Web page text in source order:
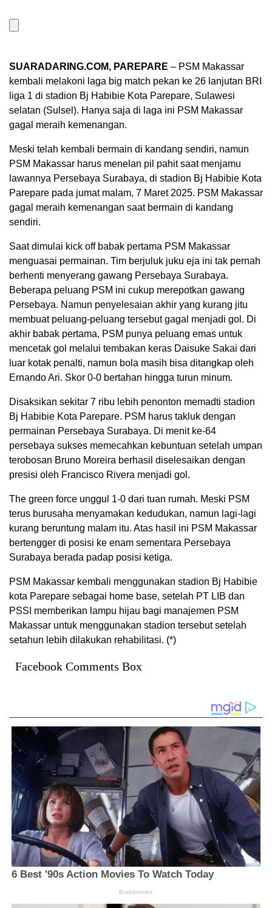
SUARADARING.COM, PAREPARE – PSM Makassar
kembali melakoni laga big match pekan ke 26 lanjutan BRI
liga 1 di stadion Bj Habibie Kota Parepare, Sulawesi
selatan (Sulsel). Hanya saja di laga ini PSM Makassar
gagal meraih kemenangan.
Meski telah kembali bermain di kandang sendiri, namun
PSM Makassar harus menelan pil pahit saat menjamu
lawannya Persebaya Surabaya, di stadion Bj Habibie Kota
Parepare pada jumat malam, 7 Maret 2025. PSM Makassar
gagal meraih kemenangan saat bermain di kandang
sendiri.
Saat dimulai kick off babak pertama PSM Makassar
menguasai permainan. Tim berjuluk juku eja ini tak pernah
berhenti menyerang gawang Persebaya Surabaya.
Beberapa peluang PSM ini cukup merepotkan gawang
Persebaya. Namun penyelesaian akhir yang kurang jitu
membuat peluang-peluang tersebut gagal menjadi gol. Di
akhir babak pertama, PSM punya peluang emas untuk
mencetak gol melalui tembakan keras Daisuke Sakai dari
luar kotak penalti, namun bola masih bisa ditangkap oleh
Ernando Ari. Skor 0-0 bertahan hingga turun minum.
Disaksikan sekitar 7 ribu lebih penonton memadti stadion
Bj Habibie Kota Parepare. PSM harus takluk dengan
permainan Persebaya Surabaya. Di menit ke-64
persebaya sukses memecahkan kebuntuan setelah umpan
terobosan Bruno Moreira berhasil diselesaikan dengan
presisi oleh Francisco Rivera menjadi gol.
The green force unggul 1-0 dari tuan rumah. Meski PSM
terus burusaha menyamakan kedudukan, namun lagi-lagi
kurang beruntung malam itu. Atas hasil ini PSM Makassar
bertengger di posisi ke enam sementara Persebaya
Surabaya berada padap posisi ketiga.
PSM Makassar kembali menggunakan stadion Bj Habibie
kota Parepare sebagai home base, setelah PT LIB dan
PSSI memberikan lampu hijau bagi manajemen PSM
Makassar untuk menggunakan stadion tersebut setelah
setahun lebih dilakukan rehabilitasi. (*)
Facebook Comments Box